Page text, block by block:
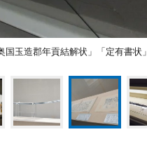
国玉造郡年貢結解状」「定有書状」